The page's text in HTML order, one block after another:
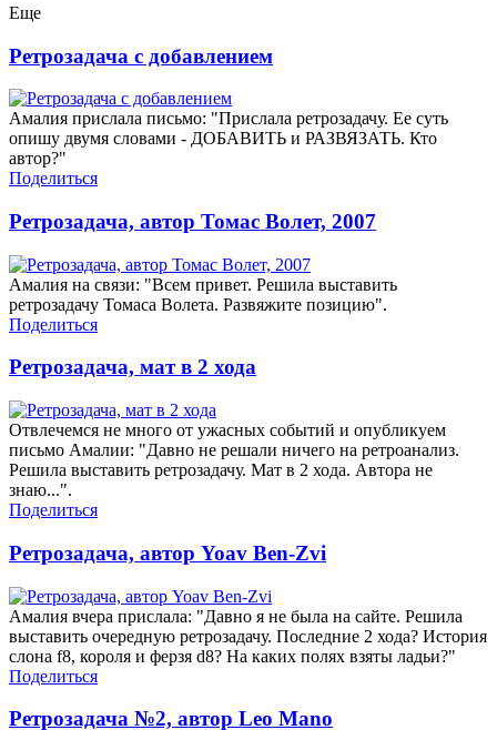
Еще
Ретрозадача с добавлением
Амалия прислала письмо: "Прислала ретрозадачу. Ее суть
опишу двумя словами - ДОБАВИТЬ и РАЗВЯЗАТЬ. Кто
автор?"
Поделиться
Ретрозадача, автор Томас Волет, 2007
Амалия на связи: "Всем привет. Решила выставить
ретрозадачу Томаса Волета. Развяжите позицию".
Поделиться
Ретрозадача, мат в 2 хода
Отвлечемся не много от ужасных событий и опубликуем
письмо Амалии: "Давно не решали ничего на ретроанализ.
Решила выставить ретрозадачу. Мат в 2 хода. Автора не
знаю...".
Поделиться
Ретрозадача, автор Yoav Ben-Zvi
Амалия вчера прислала: "Давно я не была на сайте. Решила
выставить очередную ретрозадачу. Последние 2 хода? История
слона f8, короля и ферзя d8? На каких полях взяты ладьи?"
Поделиться
Ретрозадача №2, автор Leo Mano